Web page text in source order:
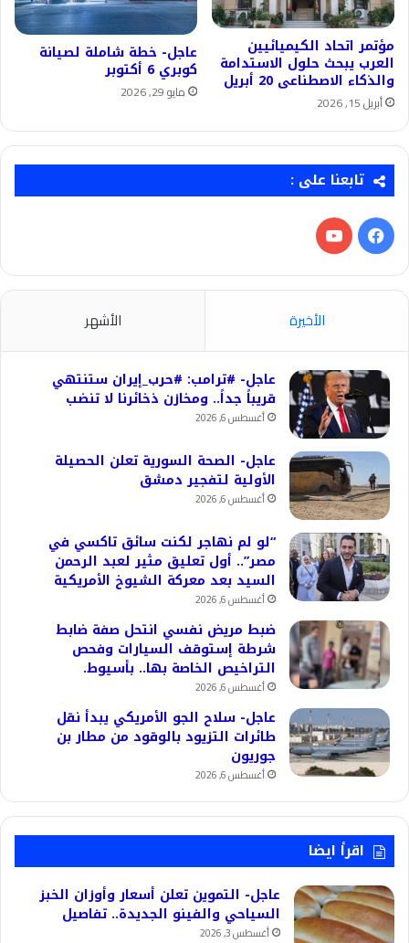
مؤتمر اتحاد الكيميائيين
العرب يبحث حلول الاستدامة
والذكاء الاصطناعى 20 أبريل
أبريل 15, 2026
عاجل- خطة شاملة لصيانة
كوبري 6 أكتوبر
مايو 29, 2026
تابعنا على :
فيسبوك‫YouTube
الأخيرة الأشهر
عاجل- #ترامب: #حرب_إيران ستنتهي
قريباً جداً.. ومخازن ذخائرنا لا تنضب
أغسطس 6, 2026
عاجل- الصحة السورية تعلن الحصيلة
الأولية لتفجير دمشق
أغسطس 6, 2026
“لو لم نهاجر لكنت سائق تاكسي في
مصر”.. أول تعليق مثير لعبد الرحمن
السيد بعد معركة الشيوخ الأمريكية
أغسطس 6, 2026
ضبط مريض نفسي انتحل صفة ضابط
شرطة إستوقف السيارات وفحص
التراخيص الخاصة بها.. بأسيوط.
أغسطس 6, 2026
عاجل- سلاح الجو الأمريكي يبدأ نقل
طائرات التزيود بالوقود من مطار بن
جوريون
أغسطس 6, 2026
اقرأ ايضا
عاجل- التموين تعلن أسعار وأوزان الخبز
السياحي والفينو الجديدة.. تفاصيل
أغسطس 3, 2026